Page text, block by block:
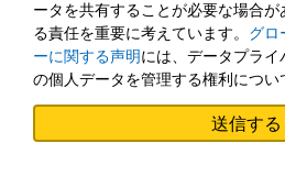
ータを共有することが必要な場合
る責任を重要に考えています。 グロ
ーに関する声明には、データプラ
の個人データを管理する権利につい